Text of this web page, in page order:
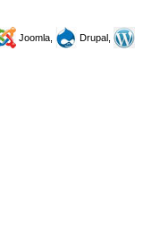
Joomla,
Drupal,